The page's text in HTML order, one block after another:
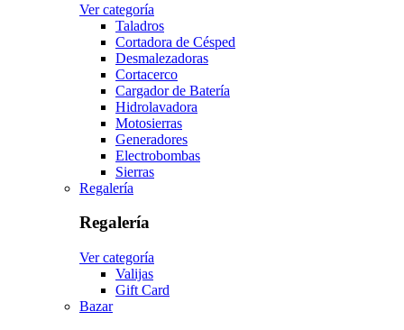
Ver categoría
Taladros
Cortadora de Césped
Desmalezadoras
Cortacerco
Cargador de Batería
Hidrolavadora
Motosierras
Generadores
Electrobombas
Sierras
Regalería
Regalería
Ver categoría
Valijas
Gift Card
Bazar